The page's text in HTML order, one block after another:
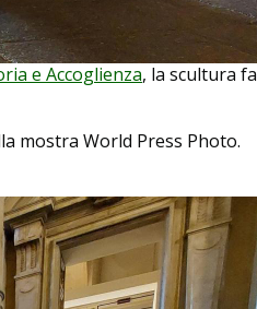
e Accoglienza, la scultura fa
mostra World Press Photo.